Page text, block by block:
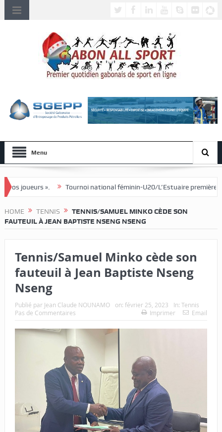
Menu
Tournoi national féminin-U20/L’Estuaire première équipe qualifiée
HOME TENNIS
TENNIS/SAMUEL MINKO CÈDE SON
FAUTEUIL À JEAN BAPTISTE NSENG NSENG
Tennis/Samuel Minko cède son
fauteuil à Jean Baptiste Nseng
Nseng
Publié par Jean Claude NOUNAMO on: février 25, 2023 In: Tennis
Pas de Commentaires
Imprimer Email